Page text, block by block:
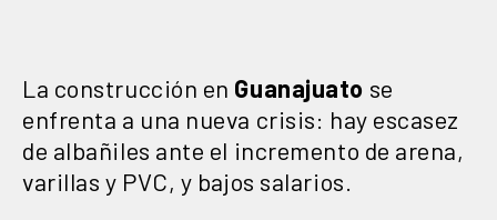
La construcción en Guanajuato se
enfrenta a una nueva crisis: hay escasez
de albañiles ante el incremento de arena,
varillas y PVC, y bajos salarios.